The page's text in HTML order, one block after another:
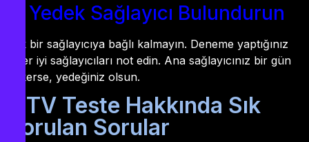
4. Yedek Sağlayıcı Bulundurun
Tek bir sağlayıcıya bağlı kalmayın. Deneme yaptığınız
diğer iyi sağlayıcıları not edin. Ana sağlayıcınız bir gün
çökerse, yedeğiniz olsun.
IPTV Teste Hakkında Sık
Sorulan Sorular